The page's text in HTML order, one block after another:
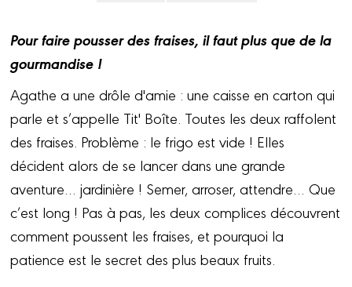
Pour faire pousser des fraises, il faut plus que de la
gourmandise !
Agathe a une drôle d'amie : une caisse en carton qui
parle et s’appelle Tit' Boîte. Toutes les deux raffolent
des fraises. Problème : le frigo est vide ! Elles
décident alors de se lancer dans une grande
aventure… jardinière ! Semer, arroser, attendre… Que
c’est long ! Pas à pas, les deux complices découvrent
comment poussent les fraises, et pourquoi la
patience est le secret des plus beaux fruits.